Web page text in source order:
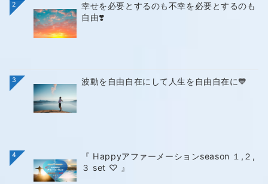
2
幸せを必要とするのも不幸を必要とするのも
自由❣️
3 波動を自由自在にして人生を自由自在に💙
4
『 Happyアファーメーションseason １,２,
３ set ♡ 』